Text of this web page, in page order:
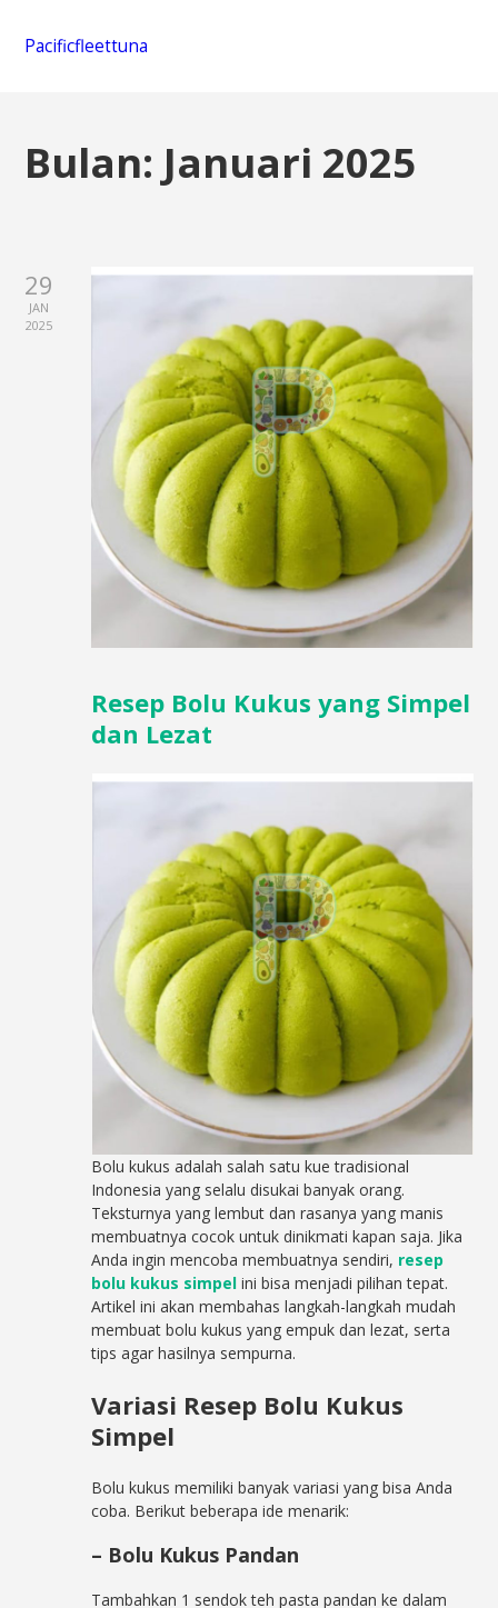
Pacificfleettuna
Bulan: Januari 2025
29
JAN
2025
Resep Bolu Kukus yang Simpel
dan Lezat
Bolu kukus adalah salah satu kue tradisional
Indonesia yang selalu disukai banyak orang.
Teksturnya yang lembut dan rasanya yang manis
membuatnya cocok untuk dinikmati kapan saja. Jika
Anda ingin mencoba membuatnya sendiri, resep
bolu kukus simpel ini bisa menjadi pilihan tepat.
Artikel ini akan membahas langkah-langkah mudah
membuat bolu kukus yang empuk dan lezat, serta
tips agar hasilnya sempurna.
Variasi Resep Bolu Kukus
Simpel
Bolu kukus memiliki banyak variasi yang bisa Anda
coba. Berikut beberapa ide menarik:
– Bolu Kukus Pandan
Tambahkan 1 sendok teh pasta pandan ke dalam